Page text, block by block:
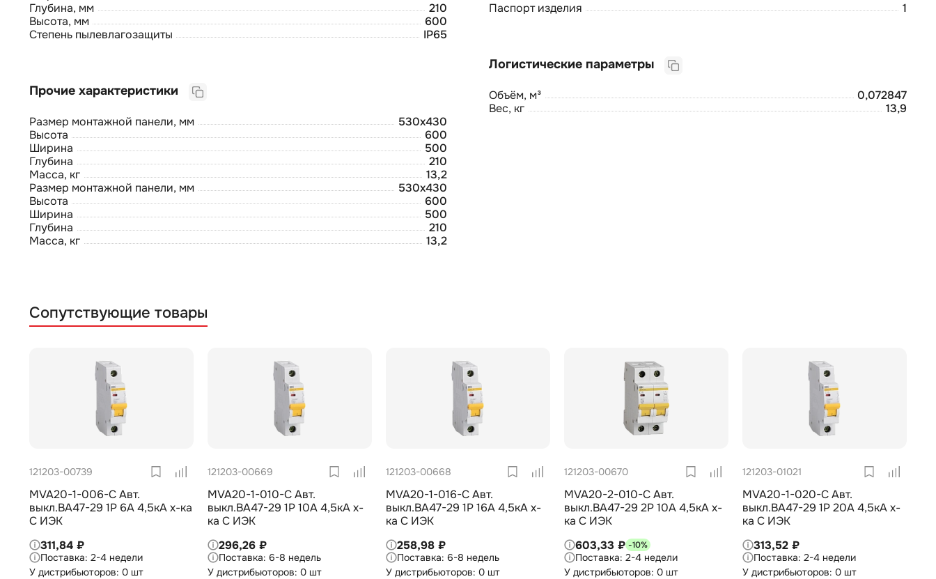
Глубина, мм
210
Высота, мм
600
Степень пылевлагозащиты
IP65
Размер монтажной панели, мм
530х430
Высота
600
Ширина
500
Глубина
210
Масса, кг
13,2
Размер монтажной панели, мм
530х430
Высота
600
Ширина
500
Глубина
210
Масса, кг
13,2
Паспорт изделия
1
Объём, м³
0,072847
Вес, кг
13,9
Сопутствующие товары
121203-00739
MVA20-1-006-C Авт.
выкл.ВА47-29 1Р 6А 4,5кА х-ка
С ИЭК
311,84 ₽
2-4 недели
У дистрибьюторов: 0 шт
121203-00669
MVA20-1-010-C Авт.
выкл.ВА47-29 1Р 10А 4,5кА х-
ка С ИЭК
296,26 ₽
6-8 недель
У дистрибьюторов: 0 шт
121203-00668
MVA20-1-016-C Авт.
выкл.ВА47-29 1Р 16А 4,5кА х-
ка С ИЭК
258,98 ₽
6-8 недель
У дистрибьюторов: 0 шт
121203-00670
MVA20-2-010-C Авт.
выкл.ВА47-29 2Р 10А 4,5кА х-
ка С ИЭК
603,33 ₽ -10%
2-4 недели
У дистрибьюторов: 0 шт
121203-01021
MVA20-1-020-C Авт.
выкл.ВА47-29 1Р 20А 4,5кА х-
ка С ИЭК
313,52 ₽
2-4 недели
У дистрибьюторов: 0 шт